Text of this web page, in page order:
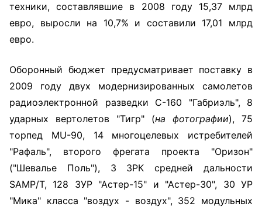
техники, составлявшие в 2008 году 15,37 млрд
евро, выросли на 10,7% и составили 17,01 млрд
евро.
Оборонный бюджет предусматривает поставку в
2009 году двух модернизированных самолетов
радиоэлектронной разведки C-160 "Габриэль", 8
ударных вертолетов "Тигр" (на фотографии), 75
торпед MU-90, 14 многоцелевых истребителей
"Рафаль", второго фрегата проекта "Оризон"
("Шевалье Поль"), 3 ЗРК средней дальности
SAMP/T, 128 ЗУР "Астер-15" и "Астер-30", 30 УР
"Мика" класса "воздух - воздух", 352 модульных